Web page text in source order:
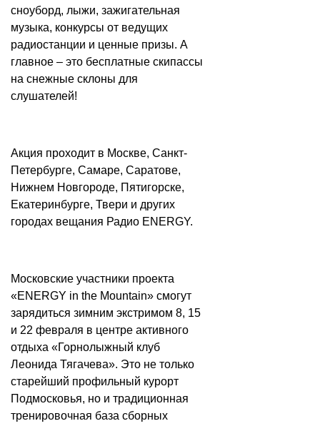
сноуборд, лыжи, зажигательная
музыка, конкурсы от ведущих
радиостанции и ценные призы. А
главное – это бесплатные скипассы
на снежные склоны для
слушателей!
Акция проходит в Москве, Санкт-
Петербурге, Самаре, Саратове,
Нижнем Новгороде, Пятигорске,
Екатеринбурге, Твери и других
городах вещания Радио ENERGY.
Московские участники проекта
«ENERGY in the Mountain» смогут
зарядиться зимним экстримом 8, 15
и 22 февраля в центре активного
отдыха «Горнолыжный клуб
Леонида Тягачева». Это не только
старейший профильный курорт
Подмосковья, но и традиционная
тренировочная база сборных